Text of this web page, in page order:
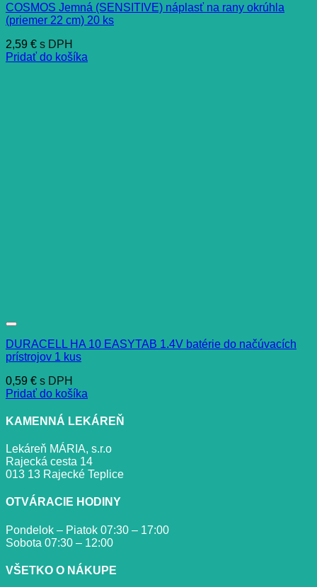
COSMOS Jemná (SENSITIVE) náplasť na rany okrúhla
(priemer 22 cm) 20 ks
2,59 € s DPH
Pridať do košíka
DURACELL HA 10 EASYTAB 1.4V batérie do načúvacích
prístrojov 1 kus
0,59 € s DPH
Pridať do košíka
KAMENNÁ LEKÁREŇ
Lekáreň MÁRIA, s.r.o
Rajecká cesta 14
013 13 Rajecké Teplice
OTVÁRACIE HODINY
Pondelok – Piatok 07:30 – 17:00
Sobota 07:30 – 12:00
VŠETKO O NÁKUPE